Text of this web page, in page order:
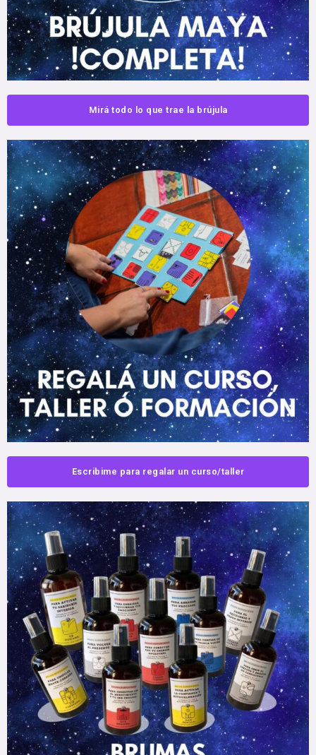
Mirá todo lo que trae la brújula
Escribime para regalar un curso/taller